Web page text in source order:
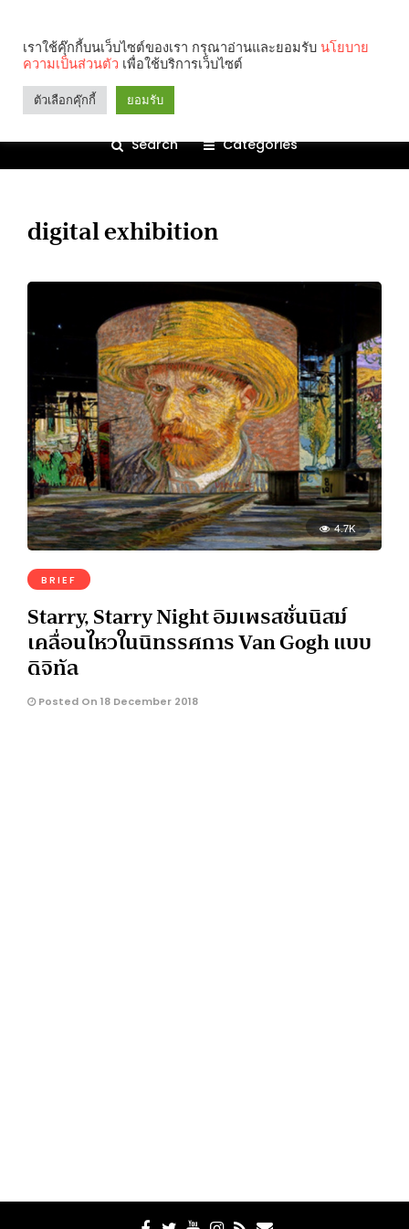
Search Categories
digital exhibition
4.7K
BRIEF
Starry, Starry Night อิมเพรสชั่นนิสม์
เคลื่อนไหวในนิทรรศการ Van Gogh แบบ
ดิจิทัล
Posted On 18 December 2018
เราใช้คุ๊กกี้บนเว็บไซต์ของเรา กรุณาอ่านและยอมรับ นโยบาย
ความเป็นส่วนตัว เพื่อใช้บริการเว็บไซต์
ตัวเลือกคุ๊กกี้ ยอมรับ